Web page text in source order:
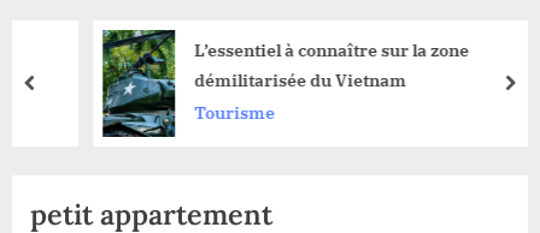
L’essentiel à connaître sur la zone
démilitarisée du Vietnam
Tourisme
prev
petit appartement